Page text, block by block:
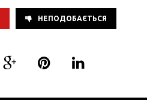
НЕПОДОБАЄТЬСЯ